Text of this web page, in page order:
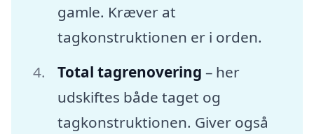
gamle. Kræver at
tagkonstruktionen er i orden.
Total tagrenovering – her
udskiftes både taget og
tagkonstruktionen. Giver også